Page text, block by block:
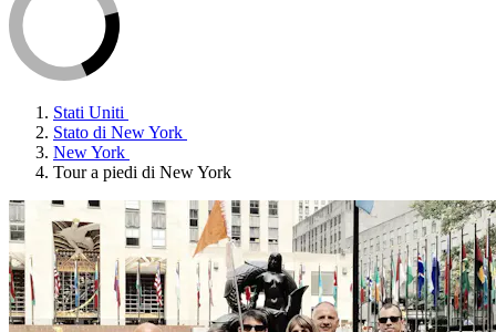
Stati Uniti
Stato di New York
New York
Tour a piedi di New York